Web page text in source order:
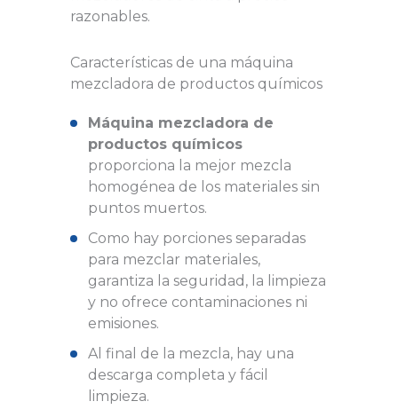
razonables.
Características de una máquina
mezcladora de productos químicos
Máquina mezcladora de
productos químicos
proporciona la mejor mezcla
homogénea de los materiales sin
puntos muertos.
Como hay porciones separadas
para mezclar materiales,
garantiza la seguridad, la limpieza
y no ofrece contaminaciones ni
emisiones.
Al final de la mezcla, hay una
descarga completa y fácil
limpieza.